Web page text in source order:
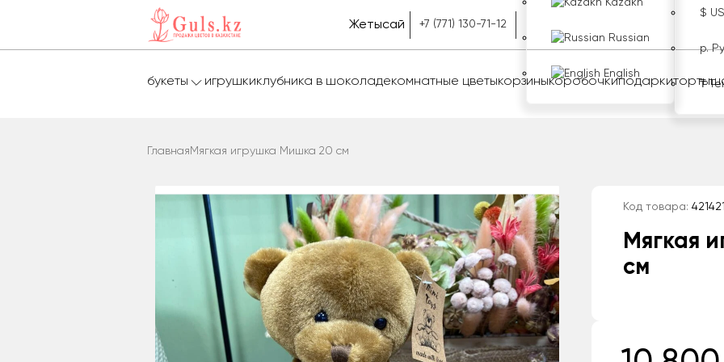
Жетысай +7 (771) 130-71-12
Kazakh
Russian
English
$
р.
₸
букеты игрушкиклубника в шоколадекомнатные цветыкорзиныкоробочкиподаркиторты
Главная Мягкая игрушка Мишка 20 см
Код товара: 421421
Мягкая
см